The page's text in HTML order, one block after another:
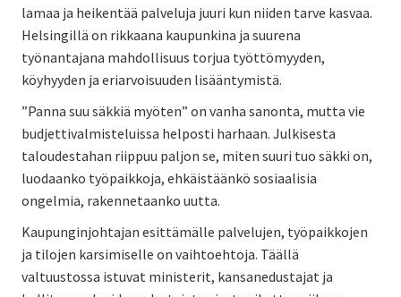
lamaa ja heikentää palveluja juuri kun niiden tarve kasvaa.
Helsingillä on rikkaana kaupunkina ja suurena
työnantajana mahdollisuus torjua työttömyyden,
köyhyyden ja eriarvoisuuden lisääntymistä.
”Panna suu säkkiä myöten” on vanha sanonta, mutta vie
budjettivalmisteluissa helposti harhaan. Julkisesta
taloudestahan riippuu paljon se, miten suuri tuo säkki on,
luodaanko työpaikkoja, ehkäistäänkö sosiaalisia
ongelmia, rakennetaanko uutta.
Kaupunginjohtajan esittämälle palvelujen, työpaikkojen
ja tilojen karsimiselle on vaihtoehtoja. Täällä
valtuustossa istuvat ministerit, kansanedustajat ja